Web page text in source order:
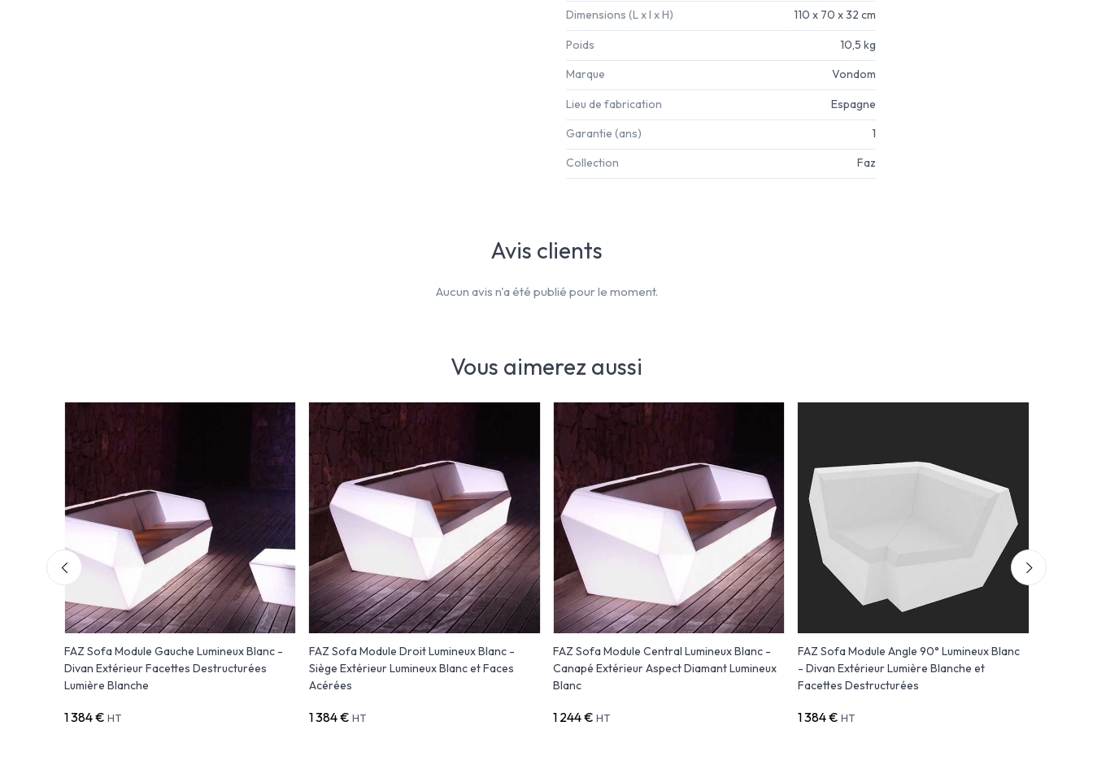
Dimensions (L x l x H) 110 x 70 x 32 cm
Poids 10,5 kg
Marque Vondom
Lieu de fabrication Espagne
Garantie (ans) 1
Collection Faz
Vous aimerez aussi
FAZ Sofa Module Gauche Lumineux Blanc -
Divan Extérieur Facettes Destructurées
Lumière Blanche
1 384 € HT
FAZ Sofa Module Droit Lumineux Blanc -
Siège Extérieur Lumineux Blanc et Faces
Acérées
1 384 € HT
FAZ Sofa Module Central Lumineux Blanc -
Canapé Extérieur Aspect Diamant Lumineux
Blanc
1 244 € HT
FAZ Sofa Module Angle 90° Lumineux Blanc
- Divan Extérieur Lumière Blanche et
Facettes Destructurées
1 384 € HT
Avis clients
Aucun avis n'a été publié pour le moment.